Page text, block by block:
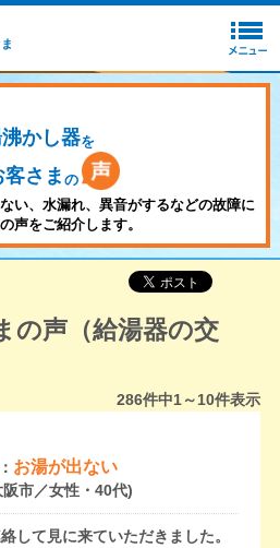
かし器を
客さま の
い、水漏れ、異音がするなどの故障に
声をご紹介します。
の声（給湯器の交
286件中1～10件表示
お湯が出ない
市／女性・40代)
して見に来ていただきました。